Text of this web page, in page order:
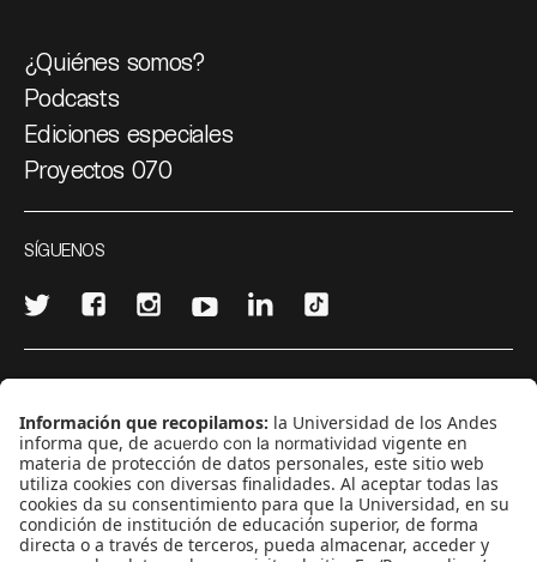
¿Quiénes somos?
Podcasts
Ediciones especiales
Proyectos 070
SÍGUENOS
CONTÁCTANOS
cerosetenta@uniandes.edu.co
BOGOTÁ, COLOMBIA